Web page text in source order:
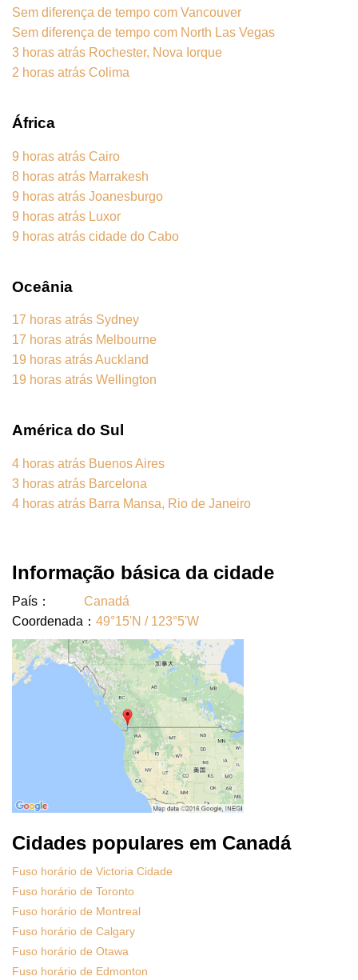
Sem diferença de tempo com Vancouver
Sem diferença de tempo com North Las Vegas
3 horas atrás Rochester, Nova Iorque
2 horas atrás Colima
África
9 horas atrás Cairo
8 horas atrás Marrakesh
9 horas atrás Joanesburgo
9 horas atrás Luxor
9 horas atrás cidade do Cabo
Oceânia
17 horas atrás Sydney
17 horas atrás Melbourne
19 horas atrás Auckland
19 horas atrás Wellington
América do Sul
4 horas atrás Buenos Aires
3 horas atrás Barcelona
4 horas atrás Barra Mansa, Rio de Janeiro
Informação básica da cidade
País：
Canadá
Coordenada： 49°15'N / 123°5'W
Cidades populares em Canadá
Fuso horário de Victoria Cidade
Fuso horário de Toronto
Fuso horário de Montreal
Fuso horário de Calgary
Fuso horário de Otawa
Fuso horário de Edmonton